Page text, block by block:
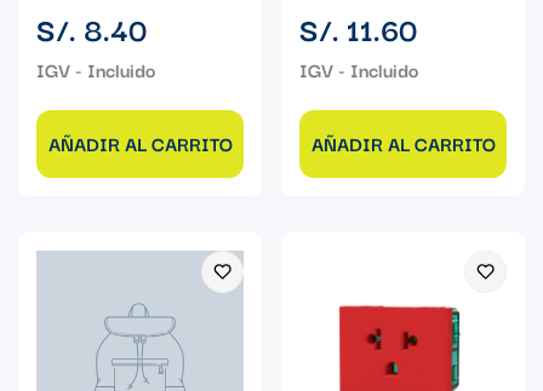
Precio
regular
S/. 8.40
AÑADIR AL CARRITO
Precio
regular
S/. 11.60
AÑADIR AL CARRITO